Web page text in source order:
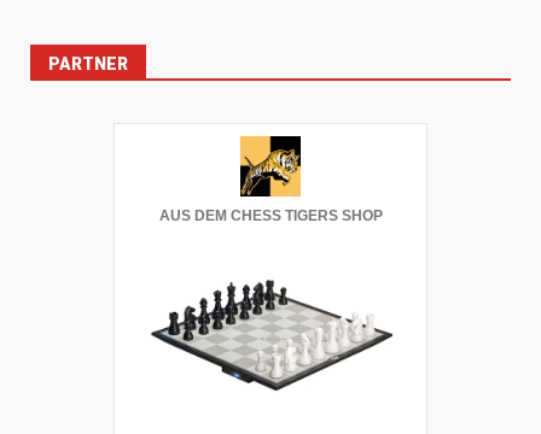
PARTNER
AUS DEM CHESS TIGERS SHOP